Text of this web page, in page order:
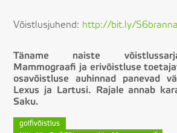
Võistlusjuhend: http://bit.ly/
Täname naiste
Mammograafi ja erivõistluse
osavõistluse auhinnad panevad
Lexus ja Lartusi. Rajale annab
Saku.
golfivõistlus